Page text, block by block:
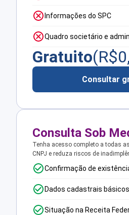
Informações do SPC
Quadro societário e
Gratuito(R$
Consultar
Consulta Sob
Tenha acesso completo a todas
CNPJ e reduza riscos de
Confirmação de
Dados cadastrais básicos
Situação na Receita